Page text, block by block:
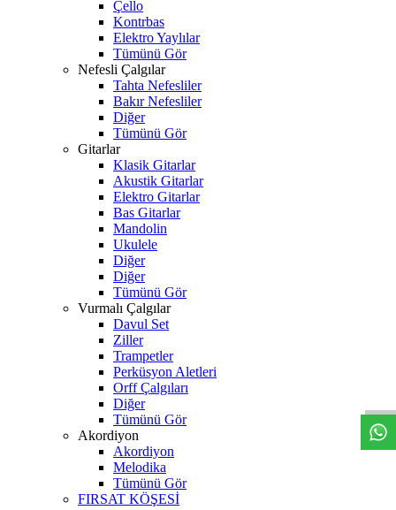
Çello
Kontrbas
Elektro Yaylılar
Tümünü Gör
Nefesli Çalgılar
Tahta Nefesliler
Bakır Nefesliler
Diğer
Tümünü Gör
Gitarlar
Klasik Gitarlar
Akustik Gitarlar
Elektro Gitarlar
Bas Gitarlar
Mandolin
Ukulele
Diğer
Diğer
Tümünü Gör
Vurmalı Çalgılar
Davul Set
Ziller
Trampetler
Perküsyon Aletleri
Orff Çalgıları
Diğer
Tümünü Gör
Akordiyon
Akordiyon
Melodika
Tümünü Gör
FIRSAT KÖŞESİ